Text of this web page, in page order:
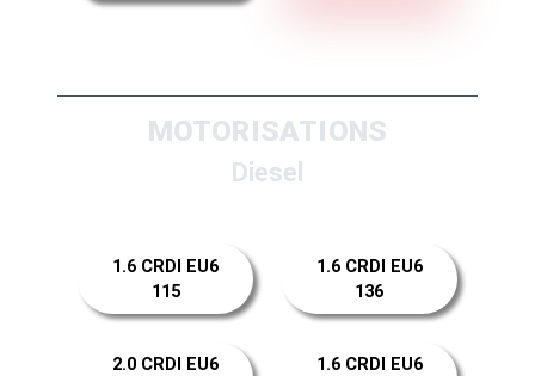
MOTORISATIONS
Diesel
1.6 CRDI EU6
115
1.6 CRDI EU6
136
2.0 CRDI EU6
1.6 CRDI EU6